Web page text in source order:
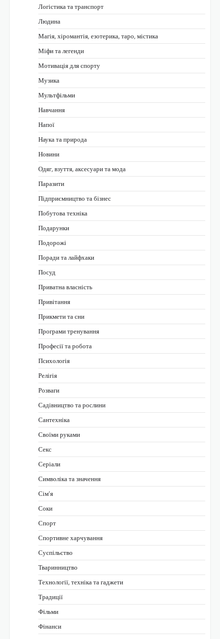
Логістика та транспорт
Людина
Магія, хіромантія, езотерика, таро, містика
Міфи та легенди
Мотивація для спорту
Музика
Мультфільми
Навчання
Напої
Наука та природа
Новини
Одяг, взуття, аксесуари та мода
Паразити
Підприємництво та бізнес
Побутова техніка
Подарунки
Подорожі
Поради та лайфхаки
Посуд
Приватна власність
Привітання
Прикмети та сни
Програми тренування
Професії та робота
Психологія
Релігія
Розваги
Садівництво та рослини
Сантехніка
Своїми руками
Секс
Серіали
Символіка та значення
Сім’я
Соки
Спорт
Спортивне харчування
Суспільство
Тваринництво
Технології, техніка та гаджети
Традиції
Фільми
Фінанси